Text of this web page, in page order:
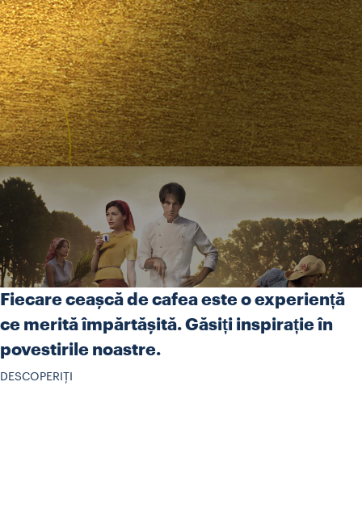
Fiecare ceașcă de cafea este o experiență
ce merită împărtășită. Găsiți inspirație în
povestirile noastre.
DESCOPERIȚI